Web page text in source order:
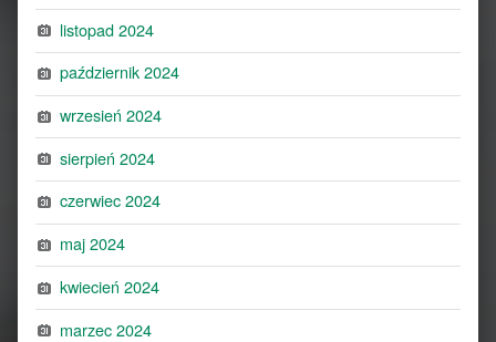
listopad 2024
październik 2024
wrzesień 2024
sierpień 2024
czerwiec 2024
maj 2024
kwiecień 2024
marzec 2024